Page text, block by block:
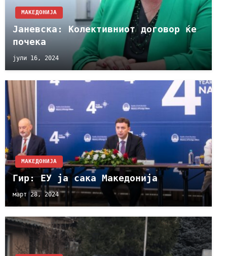
МАКЕДОНИЈА
Јаневска: Kолективниот договор ќе
почека
јули 16, 2024
МАКЕДОНИЈА
Гир: ЕУ ја сака Македонија
март 28, 2024